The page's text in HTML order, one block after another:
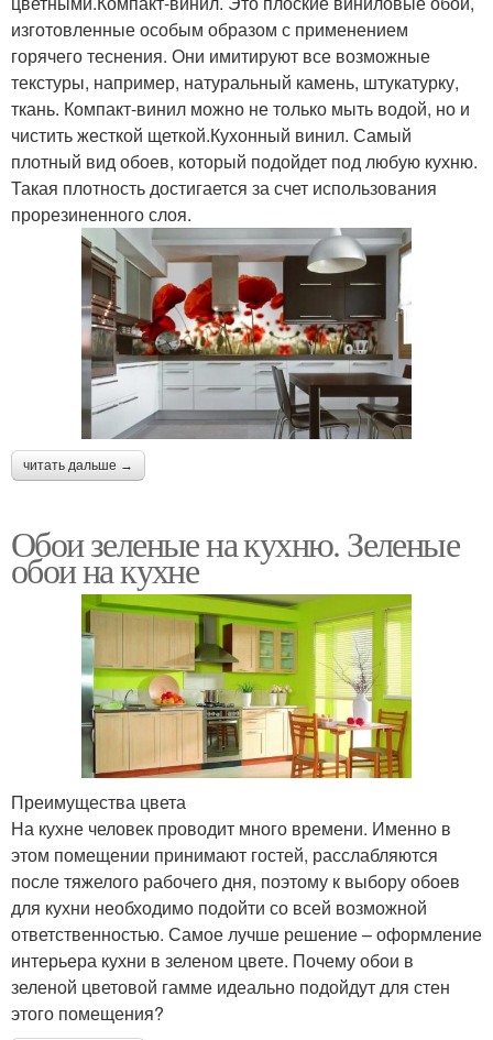
изготовленные особым образом с применением
горячего теснения. Они имитируют все возможные
текстуры, например, натуральный камень, штукатурку,
ткань. Компакт-винил можно не только мыть водой, но и
чистить жесткой щеткой.Кухонный винил. Самый
плотный вид обоев, который подойдет под любую кухню.
Такая плотность достигается за счет использования
прорезиненного слоя.
читать дальше →
Обои зеленые на кухню. Зеленые
обои на кухне
Преимущества цвета
На кухне человек проводит много времени. Именно в
этом помещении принимают гостей, расслабляются
после тяжелого рабочего дня, поэтому к выбору обоев
для кухни необходимо подойти со всей возможной
ответственностью. Самое лучше решение – оформление
интерьера кухни в зеленом цвете. Почему обои в
зеленой цветовой гамме идеально подойдут для стен
этого помещения?